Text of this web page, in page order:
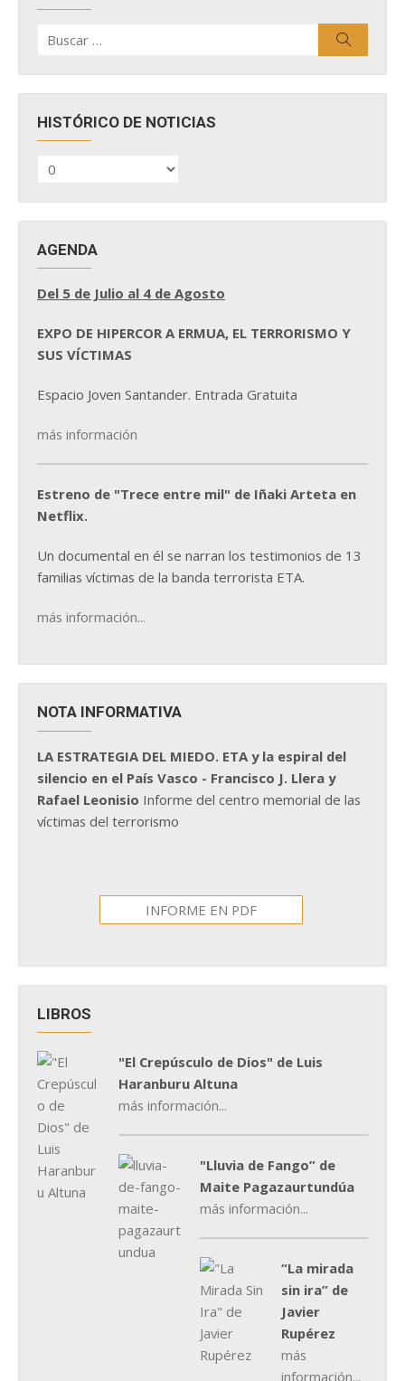
por:
HISTÓRICO DE NOTICIAS
HISTÓRICO
DE
AGENDA
Del 5 de Julio al 4 de Agosto
EXPO DE HIPERCOR A ERMUA, EL TERRORISMO Y
SUS VÍCTIMAS
Espacio Joven Santander. Entrada Gratuita
más información
Estreno de "Trece entre mil" de Iñaki Arteta en
Netflix.
Un documental en él se narran los testimonios de 13
familias víctimas de la banda terrorista ETA.
más información...
NOTA INFORMATIVA
LA ESTRATEGIA DEL MIEDO. ETA y la espiral del
silencio en el País Vasco - Francisco J. Llera y
Rafael Leonisio Informe del centro memorial de las
víctimas del terrorismo
INFORME EN PDF
LIBROS
"El Crepúsculo de Dios" de Luis
Haranburu Altuna
más información...
"Lluvia de Fango” de
Maite Pagazaurtundúa
más información...
“La mirada
sin ira” de
Javier
Rupérez
más
información...